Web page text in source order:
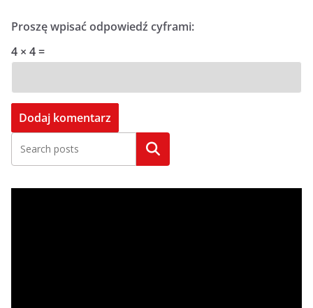
Proszę wpisać odpowiedź cyframi:
4 × 4 =
Szukaj